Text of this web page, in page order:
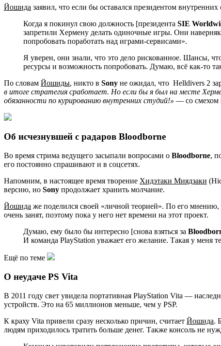
Йошида заявил, что если бы оставался президентом внутренних
Когда я покинул свою должность [президента SIE
запретили Хермену делать одиночные игры. Они
попробовать поработать над играми-сервисами».
Я уверен, они знали, что это дело рискованное. Шансы,
ресурсы и возможность попробовать. Думаю, всё как-то
По словам Йошиды, никто в Sony не ожидал, что Helldivers 2
в итоге стратегия сработает. Но если бы я был на месте
обязанности по курированию внутренних студий!» — со смехом
Об исчезнувшей с радаров Bloodborne
Во время стрима ведущего засыпали вопросами о Bloodborne,
его постоянно спрашивают и в соцсетях.
Напомним, в настоящее время творение Хидэтаки Миядзаки
версию, но Sony продолжает хранить молчание.
Йошида же поделился своей «личной теорией». По его мнению,
очень занят, поэтому пока у него нет времени на этот проект.
Думаю, ему было бы интересно [снова взяться за
И команда PlayStation уважает его желание. Такая у меня
Ещё по теме
О неудаче PS Vita
В 2011 году свет увидела портативная PlayStation Vita —
устройств. Это на 65 миллионов меньше, чем у PSP.
К краху Vita привели сразу несколько причин, считает Йошида.
людям приходилось тратить больше денег. Также консоль не